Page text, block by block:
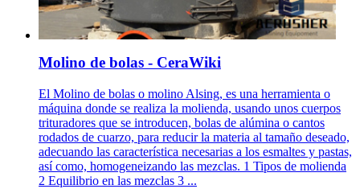
Molino de bolas - CeraWiki
El Molino de bolas o molino Alsing, es una herramienta o
máquina donde se realiza la molienda, usando unos cuerpos
trituradores que se introducen, bolas de alúmina o cantos
rodados de cuarzo, para reducir la materia al tamaño deseado,
adecuando las característica necesarias a los esmaltes y pastas,
así como, homogeneizando las mezclas. 1 Tipos de molienda
2 Equilibrio en las mezclas 3 ...